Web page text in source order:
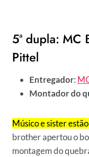
5ª dupla: MC
Pittel
Entregador:
Montador do
Músico e sister
brother apertou o
montagem do